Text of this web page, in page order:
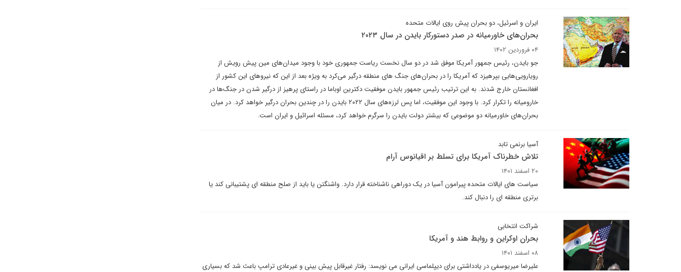
ایران و اسرئیل، دو بحران پیش روی ایالات متحده
بحران‌های خاورمیانه در صدر دستورکار بایدن در سال ۲۰۲۳
۰۴ فروردین ۱۴۰۲
جو بایدن، رئیس جمهور آمریکا موفق شد در دو سال نخست ریاست جمهوری خود با وجود میدان‌های مین پیش رویش از
رویارویی‌هایی بپرهیزد که آمریکا را در بحران‌های جنگ های منطقه درگیر می‌کرد به ویژه بعد از این که نیروهای این کشور از
افغانستان خارج شدند. به این ترتیب رئیس جمهور بایدن موفقیت دکترین اوباما در راستای پرهیز از درگیر شدن در جنگ‌ها در
خارومیانه را تکرار کرد. با وجود این موفقیت، اما پس لرزه‌های سال ۲۰۲۲ بایدن را در چندین بحران درگیر خواهد کرد. در میان
بحران‌های خاورمیانه دو موضوعی که بیشتر دولت بایدن را سرگرم خواهد کرد، مسئله اسرائیل و ایران است.
آسیا برنمی تابد
تلاش خطرناک آمریکا برای تسلط بر اقیانوس آرام
۲۰ اسفند ۱۴۰۱
سیاست های ایالات متحده پیرامون آسیا در یک دوراهی ناشناخته قرار دارد. واشنگتن یا باید از صلح منطقه ای پشتیبانی کند یا
برتری منطقه ای را دنبال کند.
شراکت انتخابی
بحران اوکراین و روابط هند و آمریکا
۰۸ اسفند ۱۴۰۱
علیرضا میریوسفی در یادداشتی برای دیپلماسی ایرانی می نویسد: رفتار غیرقابل پیش بینی و غیرعادی ترامپ باعث شد که بسیاری